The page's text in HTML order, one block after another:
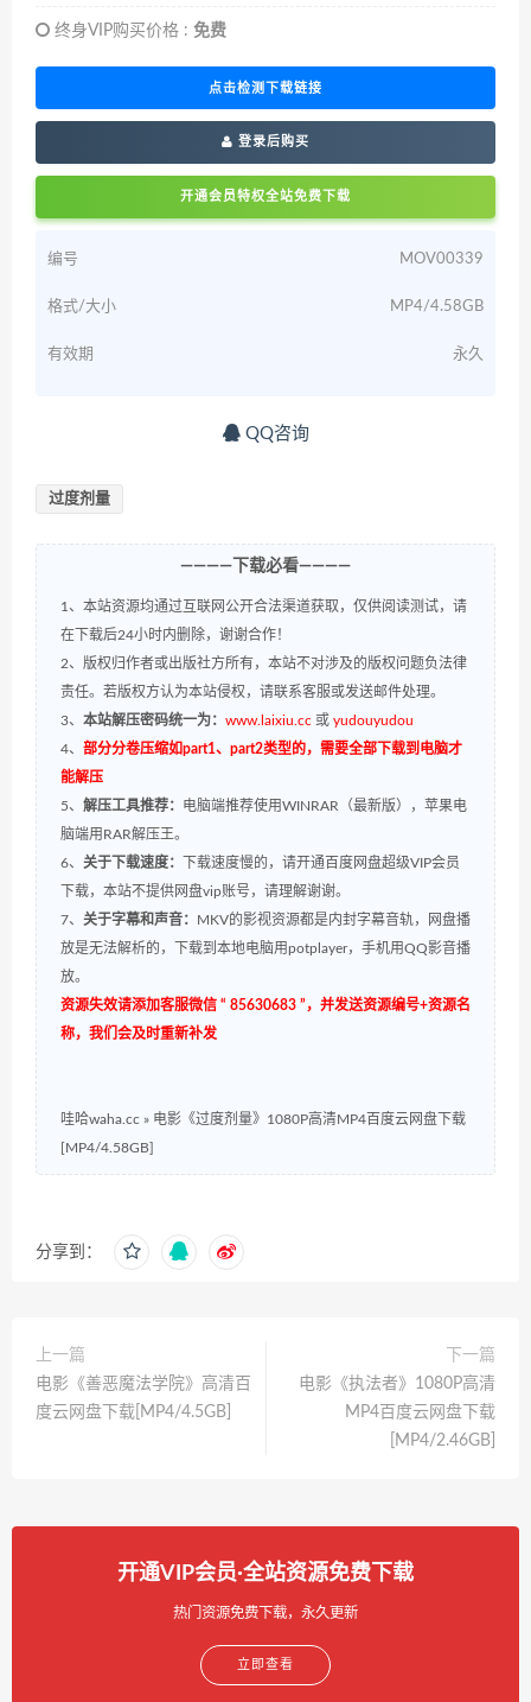
终身VIP购买价格 : 免费
点击检测下载链接
登录后购买
开通会员特权全站免费下载
编号 MOV00339
格式/大小 MP4/4.58GB
有效期 永久
QQ咨询
过度剂量
————下载必看————
1、本站资源均通过互联网公开合法渠道获取，仅供阅读测试，请
在下载后24小时内删除，谢谢合作！
2、版权归作者或出版社方所有，本站不对涉及的版权问题负法律
责任。若版权方认为本站侵权，请联系客服或发送邮件处理。
3、 本站解压密码统一为： www.laixiu.cc 或 yudouyudou
4、 部分分卷压缩如part1、part2类型的，需要全部下载到电脑才
能解压
5、 解压工具推荐： 电脑端推荐使用WINRAR（最新版），苹果电
脑端用RAR解压王。
6、 关于下载速度：
下载速度慢的，请开通百度网盘超级VIP会员
下载，本站不提供网盘vip账号，请理解谢谢。
7、 关于字幕和声音： MKV的影视资源都是内封字幕音轨，网盘播
放是无法解析的，下载到本地电脑用potplayer，手机用QQ影音播
放。
资源失效请添加客服微信 “ 85630683 ”，并发送资源编号+资源名
称，我们会及时重新补发
哇哈waha.cc » 电影《过度剂量》1080P高清MP4百度云网盘下载
[MP4/4.58GB]
分享到：
上一篇
电影《善恶魔法学院》高清百
度云网盘下载[MP4/4.5GB]
下一篇
电影《执法者》1080P高清
MP4百度云网盘下载
[MP4/2.46GB]
开通VIP会员·全站资源免费下载
热门资源免费下载，永久更新
立即查看